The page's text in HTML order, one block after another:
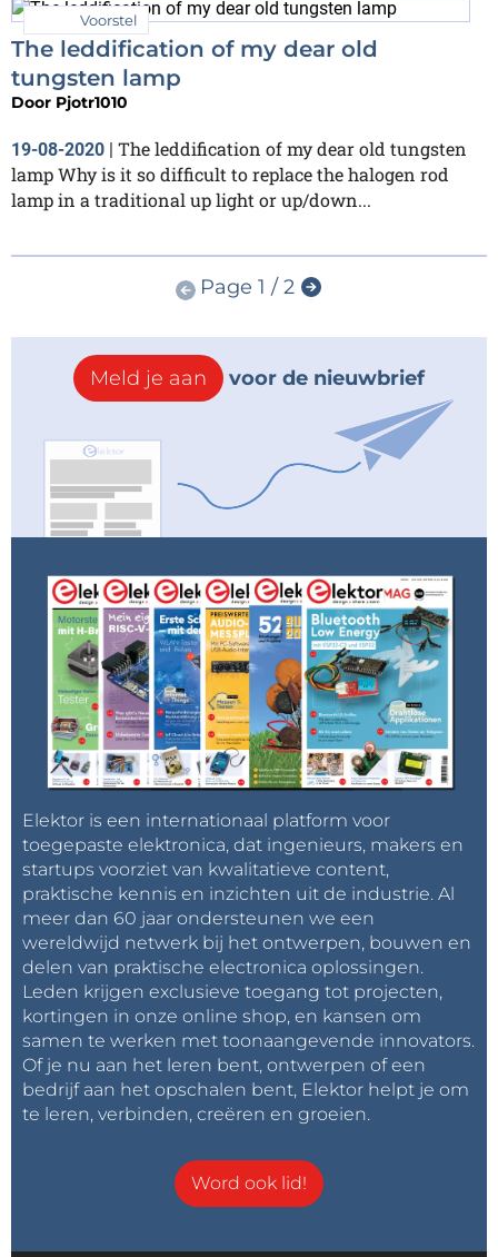
Voorstel
The leddification of my dear old
tungsten lamp
Door Pjotr1010
19-08-2020 | The leddification of my dear old tungsten
lamp Why is it so difficult to replace the halogen rod
lamp in a traditional up light or up/down...
Page 1 / 2
Meld je aan voor de nieuwbrief
Elektor is een internationaal platform voor
toegepaste elektronica, dat ingenieurs, makers en
startups voorziet van kwalitatieve content,
praktische kennis en inzichten uit de industrie. Al
meer dan 60 jaar ondersteunen we een
wereldwijd netwerk bij het ontwerpen, bouwen en
delen van praktische electronica oplossingen.
Leden krijgen exclusieve toegang tot projecten,
kortingen in onze online shop, en kansen om
samen te werken met toonaangevende innovators.
Of je nu aan het leren bent, ontwerpen of een
bedrijf aan het opschalen bent, Elektor helpt je om
te leren, verbinden, creëren en groeien.
Word ook lid!